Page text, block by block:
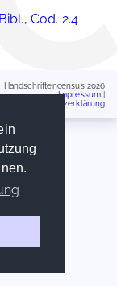
Cod. 2.4
Handschriftencensus 2026
Impressum
Datenschutzerklärung